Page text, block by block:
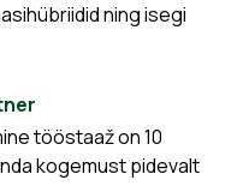
ning isegi
tööstaaž on 10
kogemust pidevalt